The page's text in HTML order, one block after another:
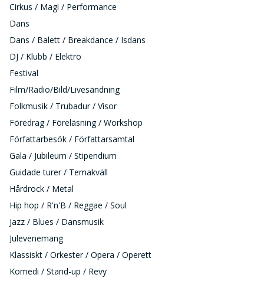
Cirkus / Magi / Performance
Dans
Dans / Balett / Breakdance / Isdans
DJ / Klubb / Elektro
Festival
Film/Radio/Bild/Livesändning
Folkmusik / Trubadur / Visor
Föredrag / Föreläsning / Workshop
Författarbesök / Författarsamtal
Gala / Jubileum / Stipendium
Guidade turer / Temakväll
Hårdrock / Metal
Hip hop / R'n'B / Reggae / Soul
Jazz / Blues / Dansmusik
Julevenemang
Klassiskt / Orkester / Opera / Operett
Komedi / Stand-up / Revy